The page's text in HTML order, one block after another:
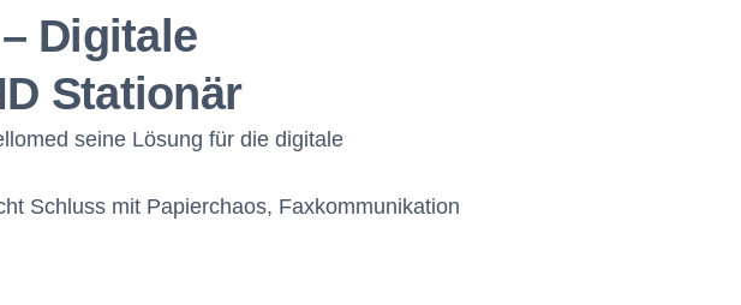
Digitale
Stationär
seine Lösung für die digitale
Schluss mit Papierchaos, Faxkommunikation